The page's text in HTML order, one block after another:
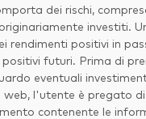
dei rischi,
investiti.
rendimenti positivi in
futuri. Prima di
eventuali
l'utente è pregato
contenente le